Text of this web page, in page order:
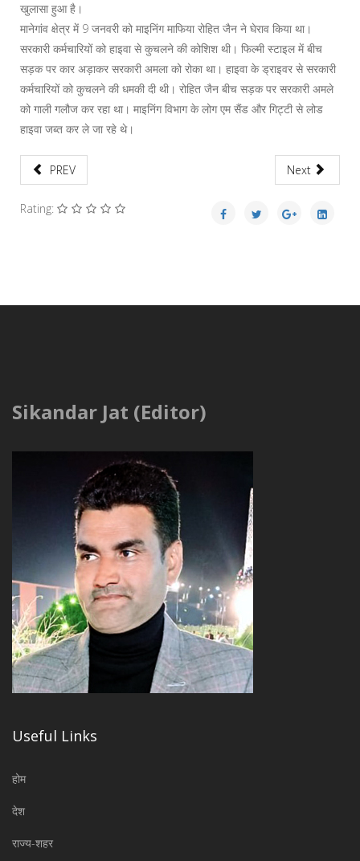
खुलासा हुआ है।
मानेगांव क्षेत्र में 9 जनवरी को माइनिंग माफिया रोहित जैन ने घेराव किया था।
सरकारी कर्मचारियों को हाइवा से कुचलने की कोशिश थी। फिल्मी स्टाइल में बीच
सड़क पर कार अड़ाकर सरकारी अमला को रोका था। हाइवा के ड्राइवर से सरकारी
कर्मचारियों को कुचलने की धमकी दी थी। रोहित जैन बीच सड़क पर सरकारी अमले
को गाली गलौज कर रहा था। माइनिंग विभाग के लोग एम सैंड और गिट्टी से लोड
हाइवा जब्त कर ले जा रहे थे।
PREV Next
Rating:
Sikandar Jat (Editor)
Useful Links
होम
देश
राज्य-शहर